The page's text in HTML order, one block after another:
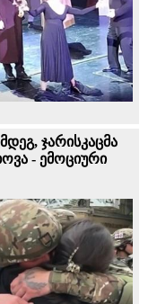
ჯარისკაცმა
- ემოციური